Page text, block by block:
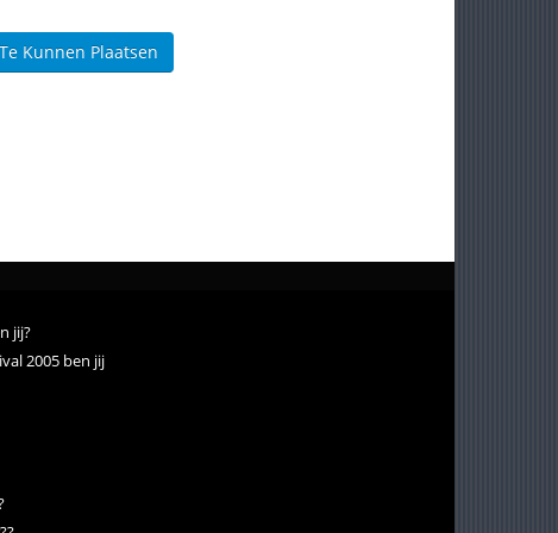
Kunnen Plaatsen
jij?
2005 ben jij